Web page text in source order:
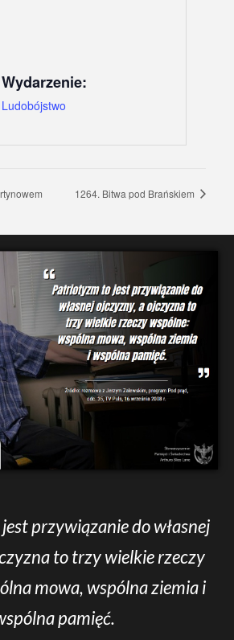
Ludobójstwo
1264. Bitwa pod Brańskiem
przywiązanie do własnej
to trzy wielkie rzeczy
mowa, wspólna ziemia i
pamięć.